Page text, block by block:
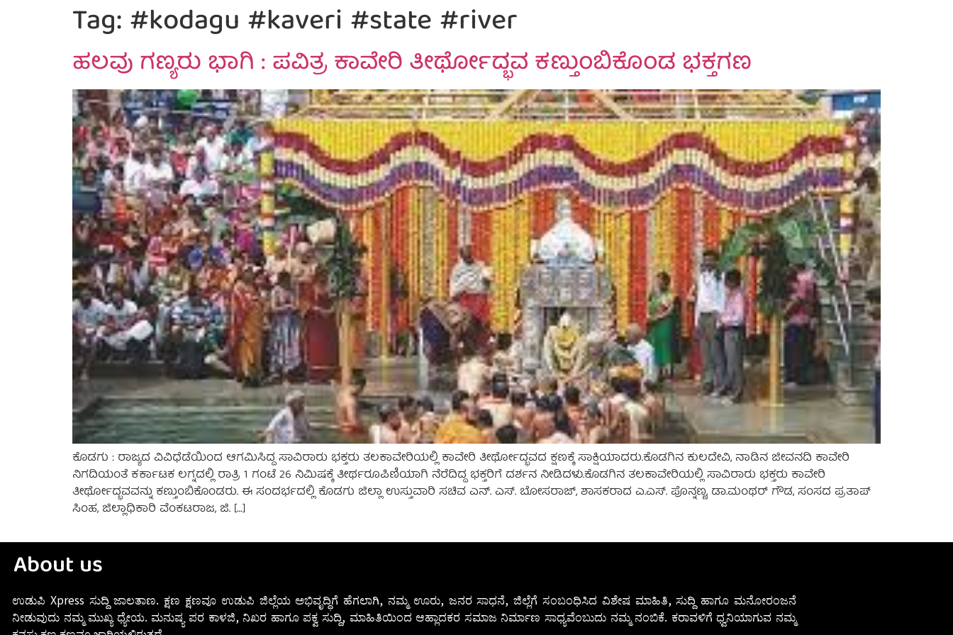
Tag:#kodagu #kaveri #state #river
ಹಲವು ಗಣ್ಯರು ಭಾಗಿ : ಪವಿತ್ರ ಕಾವೇರಿ ತೀರ್ಥೋದ್ಭವ ಕಣ್ತುಂಬಿಕೊಂಡ ಭಕ್ತಗಣ
ಕೊಡಗು : ರಾಜ್ಯದ ವಿವಿಧೆಡೆಯಿಂದ ಆಗಮಿಸಿದ್ದ ಸಾವಿರಾರು ಭಕ್ತರು ತಲಕಾವೇರಿಯಲ್ಲಿ ಕಾವೇರಿ ತೀರ್ಥೋದ್ಭವದ ಕ್ಷಣಕ್ಕೆ ಸಾಕ್ಷಿಯಾದರು.ಕೊಡಗಿನ ಕುಲದೇವಿ, ನಾಡಿನ ಜೀವನದಿ ಕಾವೇರಿ
ನಿಗದಿಯಂತೆ ಕರ್ಕಾಟಕ ಲಗ್ನದಲ್ಲಿ ರಾತ್ರಿ 1 ಗಂಟೆ 26 ನಿಮಿಷಕ್ಕೆ ತೀರ್ಥರೂಪಿಣಿಯಾಗಿ ನೆರೆದಿದ್ದ ಭಕ್ತರಿಗೆ ದರ್ಶನ ನೀಡಿದಳು.ಕೊಡಗಿನ ತಲಕಾವೇರಿಯಲ್ಲಿ ಸಾವಿರಾರು ಭಕ್ತರು ಕಾವೇರಿ
ತೀರ್ಥೋದ್ಭವವನ್ನು ಕಣ್ತುಂಬಿಕೊಂಡರು. ಈ ಸಂದರ್ಭದಲ್ಲಿ ಕೊಡಗು ಜಿಲ್ಲಾ ಉಸ್ತುವಾರಿ ಸಚಿವ ಎನ್. ಎಸ್. ಬೋಸರಾಜ್, ಶಾಸಕರಾದ ಎ.ಎಸ್. ಪೊನ್ನಣ್ಣ, ಡಾ.ಮಂಥರ್ ಗೌಡ, ಸಂಸದ ಪ್ರತಾಪ್
ಸಿಂಹ, ಜಿಲ್ಲಾಧಿಕಾರಿ ವೆಂಕಟರಾಜ, ಜಿ. […]
About us
ಉಡುಪಿ Xpress ಸುದ್ದಿ ಜಾಲತಾಣ. ಕ್ಷಣ ಕ್ಷಣವೂ ಉಡುಪಿ ಜಿಲ್ಲೆಯ ಅಭಿವೃದ್ಧಿಗೆ ಹೆಗಲಾಗಿ, ನಮ್ಮ ಊರು, ಜನರ ಸಾಧನೆ, ಜಿಲ್ಲೆಗೆ ಸಂಬಂಧಿಸಿದ ವಿಶೇಷ ಮಾಹಿತಿ, ಸುದ್ದಿ ಹಾಗೂ ಮನೋರಂಜನೆ
ನೀಡುವುದು ನಮ್ಮ ಮುಖ್ಯ ಧ್ಯೇಯ. ಮನುಷ್ಯ ಪರ ಕಾಳಜಿ, ನಿಖರ ಹಾಗೂ ಪಕ್ವ ಸುದ್ದಿ, ಮಾಹಿತಿಯಿಂದ ಆಹ್ಲಾದಕರ ಸಮಾಜ ನಿರ್ಮಾಣ ಸಾಧ್ಯವೆಂಬುದು ನಮ್ಮ ನಂಬಿಕೆ. ಕರಾವಳಿಗೆ ಧ್ವನಿಯಾಗುವ ನಮ್ಮ